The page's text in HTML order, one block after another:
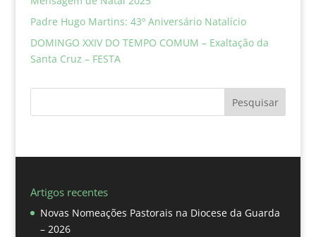
Padre Hugo Martins: 43º Aniversário Natalício
DOMINGO XXIV DO TEMPO COMUM – Exaltação da
Santa Cruz – FESTA
Pesquisar
Artigos recentes
Novas Nomeações Pastorais na Diocese da Guarda
– 2026